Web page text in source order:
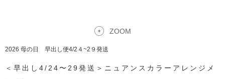
ZOOM
2026 母の日 早出し便4/2４~2９発送
＜早出し4/24〜29発送＞ニュアンスカラーアレンジメ